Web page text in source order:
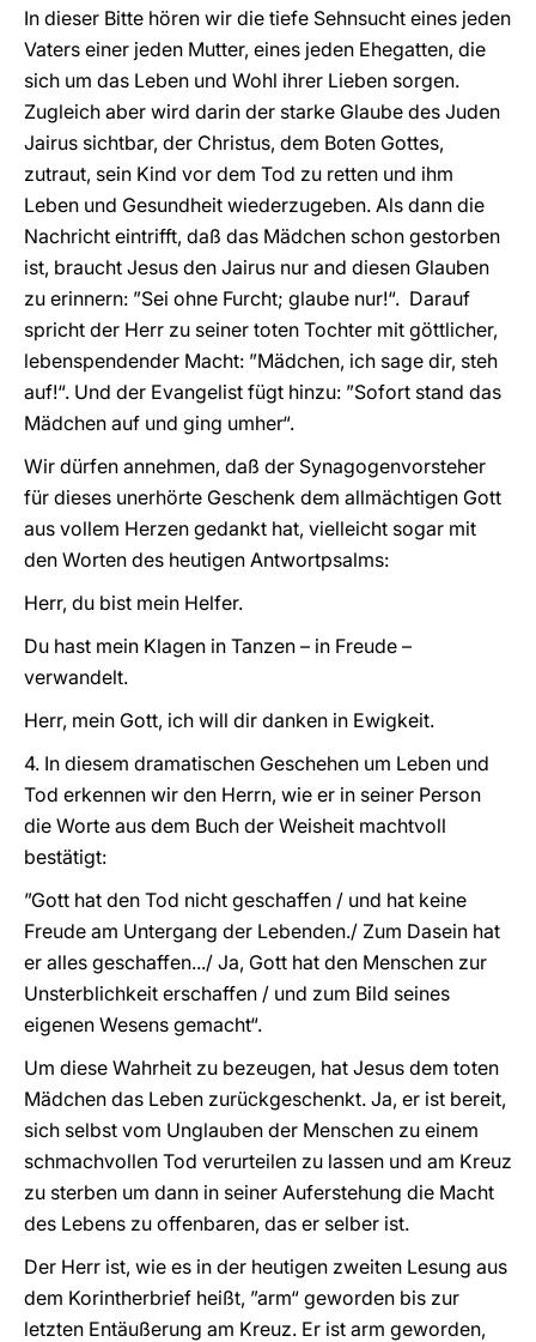
In dieser Bitte hören wir die tiefe Sehnsucht eines jeden
Vaters einer jeden Mutter, eines jeden Ehegatten, die
sich um das Leben und Wohl ihrer Lieben sorgen.
Zugleich aber wird darin der starke Glaube des Juden
Jairus sichtbar, der Christus, dem Boten Gottes,
zutraut, sein Kind vor dem Tod zu retten und ihm
Leben und Gesundheit wiederzugeben. Als dann die
Nachricht eintrifft, daß das Mädchen schon gestorben
ist, braucht Jesus den Jairus nur and diesen Glauben
zu erinnern: ”Sei ohne Furcht; glaube nur!“. Darauf
spricht der Herr zu seiner toten Tochter mit göttlicher,
lebenspendender Macht: ”Mädchen, ich sage dir, steh
auf!“. Und der Evangelist fügt hinzu: ”Sofort stand das
Mädchen auf und ging umher“.
Wir dürfen annehmen, daß der Synagogenvorsteher
für dieses unerhörte Geschenk dem allmächtigen Gott
aus vollem Herzen gedankt hat, vielleicht sogar mit
den Worten des heutigen Antwortpsalms:
Herr, du bist mein Helfer.
Du hast mein Klagen in Tanzen – in Freude –
verwandelt.
Herr, mein Gott, ich will dir danken in Ewigkeit.
4. In diesem dramatischen Geschehen um Leben und
Tod erkennen wir den Herrn, wie er in seiner Person
die Worte aus dem Buch der Weisheit machtvoll
bestätigt:
”Gott hat den Tod nicht geschaffen / und hat keine
Freude am Untergang der Lebenden./ Zum Dasein hat
er alles geschaffen.../ Ja, Gott hat den Menschen zur
Unsterblichkeit erschaffen / und zum Bild seines
eigenen Wesens gemacht“.
Um diese Wahrheit zu bezeugen, hat Jesus dem toten
Mädchen das Leben zurückgeschenkt. Ja, er ist bereit,
sich selbst vom Unglauben der Menschen zu einem
schmachvollen Tod verurteilen zu lassen und am Kreuz
zu sterben um dann in seiner Auferstehung die Macht
des Lebens zu offenbaren, das er selber ist.
Der Herr ist, wie es in der heutigen zweiten Lesung aus
dem Korintherbrief heißt, ”arm“ geworden bis zur
letzten Entäußerung am Kreuz. Er ist arm geworden,